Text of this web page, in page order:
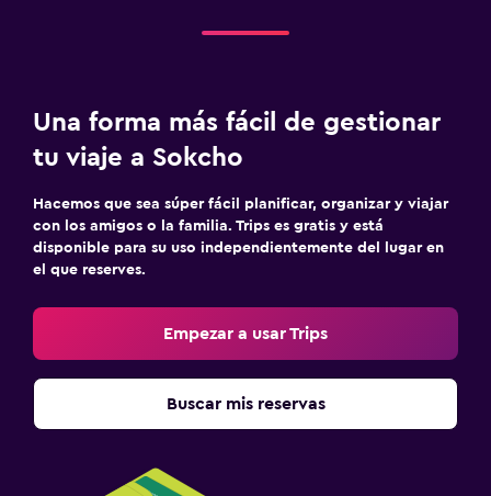
Una forma más fácil de gestionar
tu viaje a Sokcho
Hacemos que sea súper fácil planificar, organizar y viajar
con los amigos o la familia. Trips es gratis y está
disponible para su uso independientemente del lugar en
el que reserves.
Empezar a usar Trips
Buscar mis reservas